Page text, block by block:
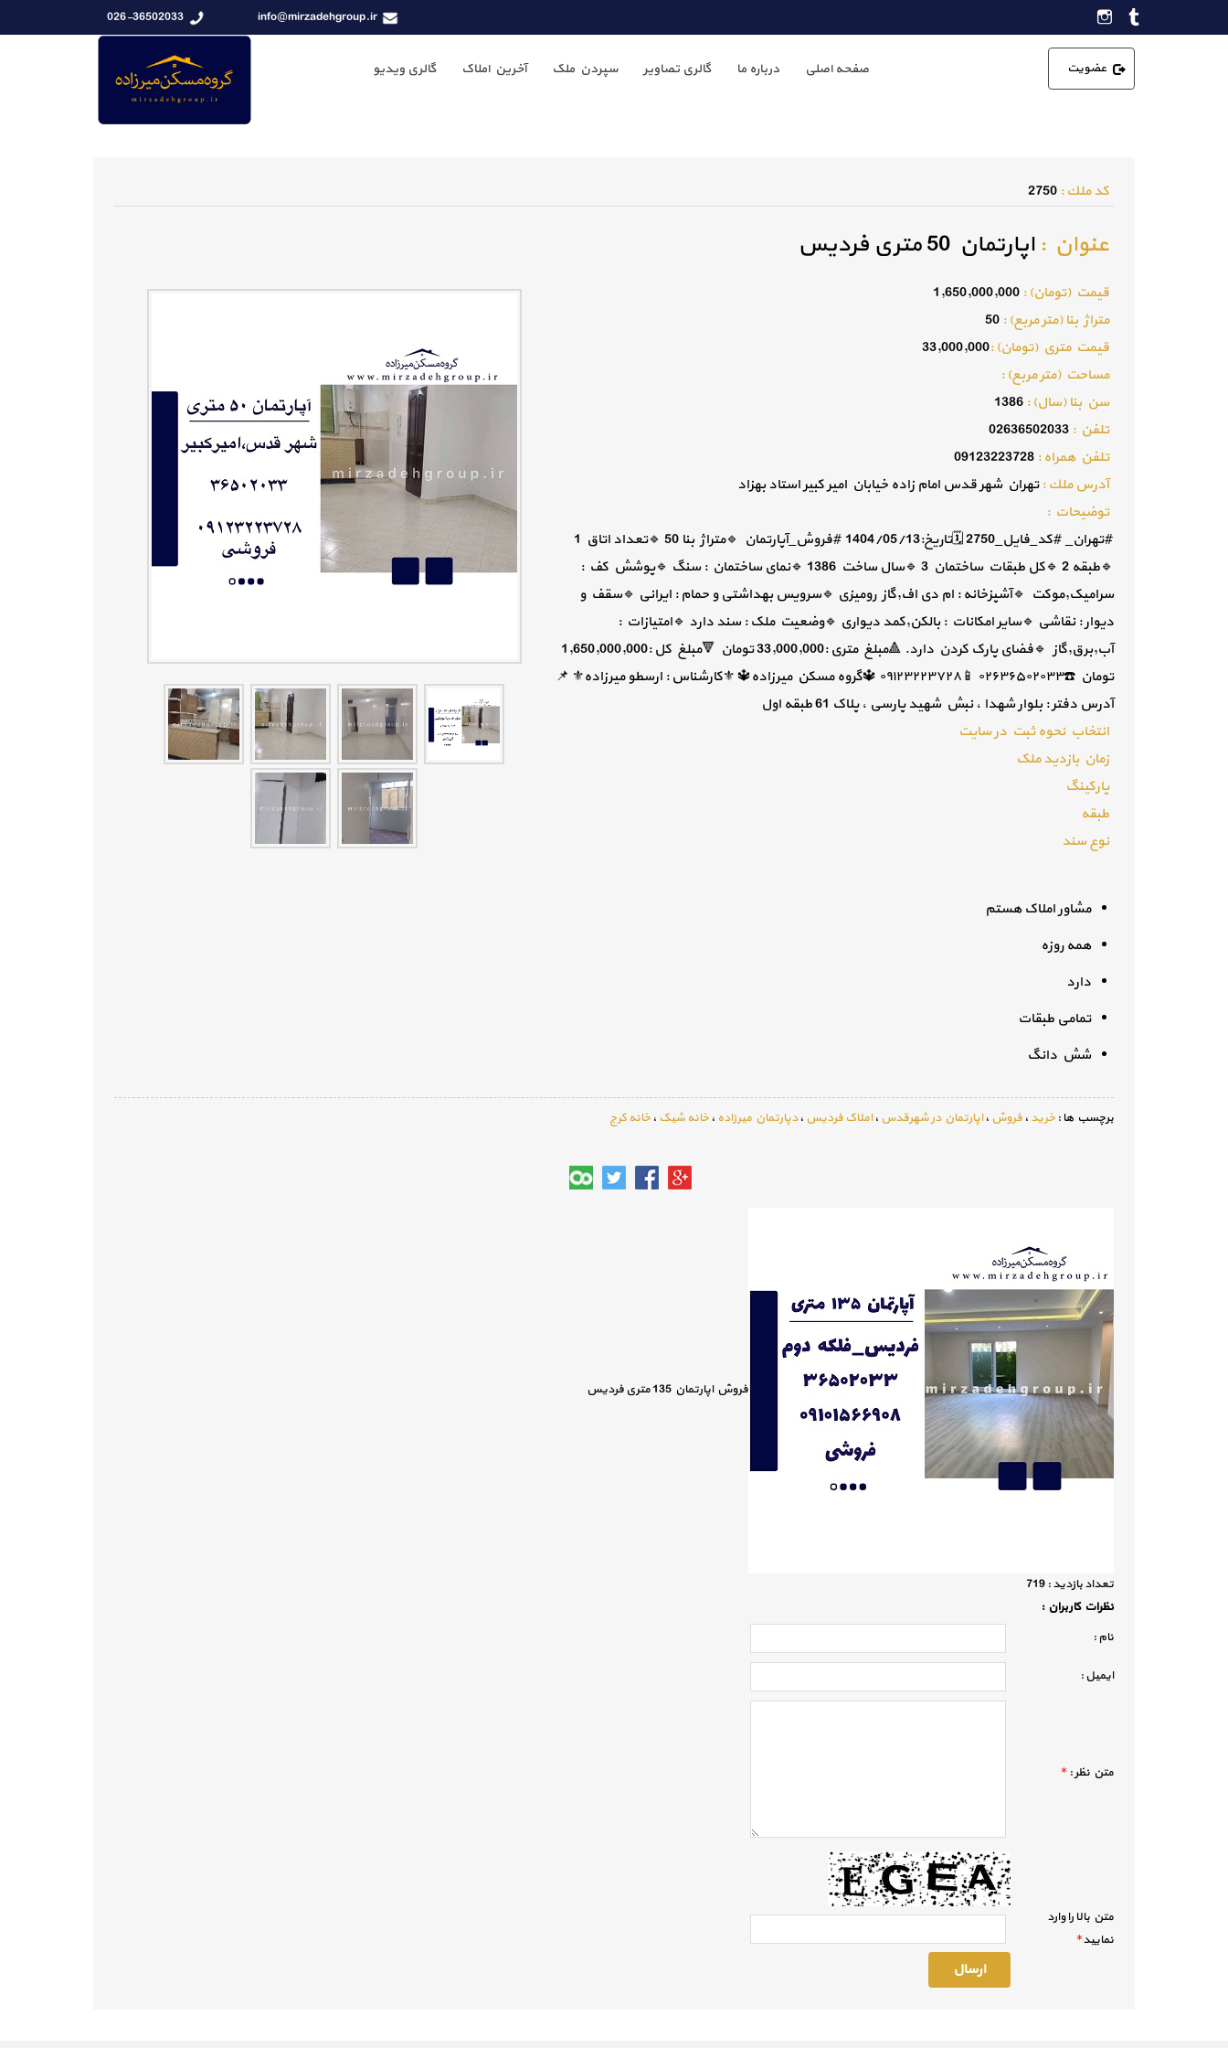
026-36502033 info@mirzadehgroup.ir
عضویت صفحه اصلی درباره ما گالری تصاویر سپردن ملک آخرین املاک گالری ویدیو
كد ملك : 2750
عنوان :اپارتمان 50 متری فردیس
قيمت (تومان) : 1,650,000,000
متراژ بنا (متر مربع) : 50
قيمت متري (تومان) :33,000,000
مساحت (متر مربع) :
سن بنا (سال) : 1386
تلفن : 02636502033
تلفن همراه : 09123223728
آدرس ملك :تهران شهر قدس امام زاده خیابان امیر کبیر استاد بهزاد
توضيحات :
#تهران_ #کد_فایل_2750 🗓️تاریخ:1404/05/13 #فروش_آپارتمان 🔹متراژ بنا 50 🔹تعداد اتاق 1
🔹طبقه 2 🔹کل طبقات ساختمان 3 🔹سال ساخت 1386 🔹نمای ساختمان : سنگ 🔹پوشش کف :
سرامیک,موکت 🔹آشپزخانه : ام دی اف,گاز رومیزی 🔹سرویس بهداشتی و حمام : ایرانی 🔹سقف و
دیوار : نقاشی 🔹سایر امکانات : بالکن,کمد دیواری 🔹وضعیت ملک : سند دارد 🔹امتیازات :
آب,برق,گاز 🔹فضای پارک کردن دارد. 🔺مبلغ متری :33,000,000 تومان 🔻مبلغ کل :1,650,000,000
تومان ☎️۰۲۶۳۶۵۰۲۰۳۳ 📱۰۹۱۲۳۲۲۳۷۲۸ 🔱گروه مسکن میرزاده🔱 ⚜️کارشناس : ارسطو میرزاده⚜️ 📌
آدرس دفتر : بلوار شهدا ، نبش شهید پارسی ، پلاک 61 طبقه اول
انتخاب نحوه ثبت در سایت
مشاور املاک هستم
زمان بازدید ملک
همه روزه
پارکینگ
دارد
طبقه
تمامی طبقات
نوع سند
شش دانگ
برچسب ها : خرید ، فروش ،اپارتمان در شهرقدس ،املاک فردیس ،دپارتمان میرزاده ، خانه شیک ، خانه کرج
فروش اپارتمان 135 متری فردیس
تعداد بازديد : 719
نظرات كاربران :
نام :
ايميل :
متن نظر : *
متن بالا را وارد
نماييد*